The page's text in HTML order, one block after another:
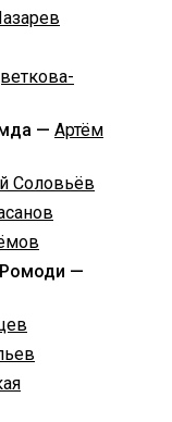
— Артём
Соловьёв
Ромоди —